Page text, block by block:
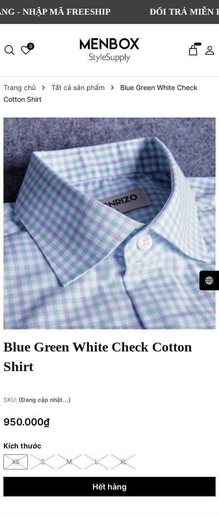
MÃ FREESHIP ĐỔI TRẢ MIỄN PHÍ
0
Trang chủ Tất cả sản phẩm
Blue Green White Check
Cotton Shirt
Blue Green White Check Cotton
Shirt
SKU: (Đang cập nhật...)
950.000₫
Kích thước
XS S M L XL
Hết hàng